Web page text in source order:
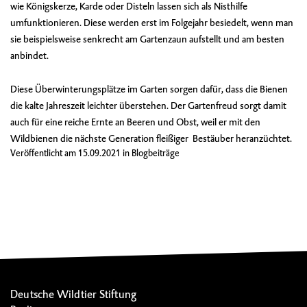
wie Königskerze, Karde oder Disteln lassen sich als Nisthilfe
umfunktionieren. Diese werden erst im Folgejahr besiedelt, wenn man
sie beispielsweise senkrecht am Gartenzaun aufstellt und am besten
anbindet.
Diese Überwinterungsplätze im Garten sorgen dafür, dass die Bienen
die kalte Jahreszeit leichter überstehen. Der Gartenfreud sorgt damit
auch für eine reiche Ernte an Beeren und Obst, weil er mit den
Wildbienen die nächste Generation fleißiger Bestäuber heranzüchtet.
Veröffentlicht am 15.09.2021 in Blogbeiträge
Deutsche Wildtier Stiftung